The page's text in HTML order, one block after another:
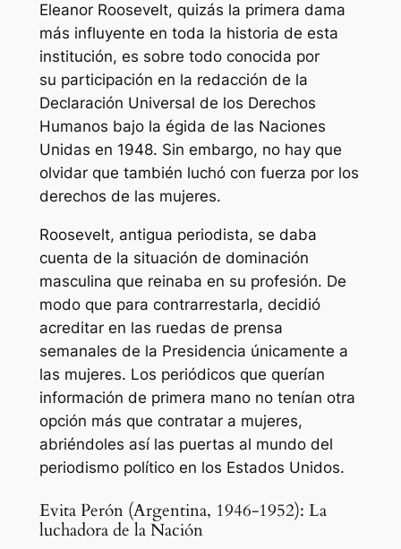
Eleanor Roosevelt, quizás la primera dama
más influyente en toda la historia de esta
institución, es sobre todo conocida por
su participación en la redacción de la
Declaración Universal de los Derechos
Humanos bajo la égida de las Naciones
Unidas en 1948. Sin embargo, no hay que
olvidar que también luchó con fuerza por los
derechos de las mujeres.
Roosevelt, antigua periodista, se daba
cuenta de la situación de dominación
masculina que reinaba en su profesión. De
modo que para contrarrestarla, decidió
acreditar en las ruedas de prensa
semanales de la Presidencia únicamente a
las mujeres. Los periódicos que querían
información de primera mano no tenían otra
opción más que contratar a mujeres,
abriéndoles así las puertas al mundo del
periodismo político en los Estados Unidos.
Evita Perón (Argentina, 1946-1952): La
luchadora de la Nación